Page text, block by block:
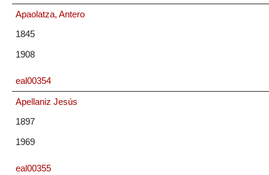
Apaolatza, Antero
1845
1908
eal00354
Apellaniz Jesús
1897
1969
eal00355